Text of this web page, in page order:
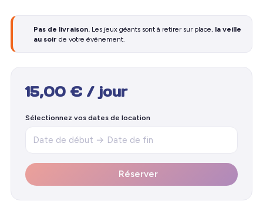
Pas de livraison.Les jeux géants sont à retirer sur place, la veille
au soir de votre événement.
15,00 €/ jour
Sélectionnez vos dates de location
Réserver